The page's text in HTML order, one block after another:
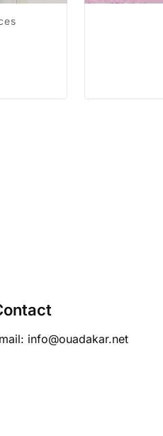
info@ouadakar.net